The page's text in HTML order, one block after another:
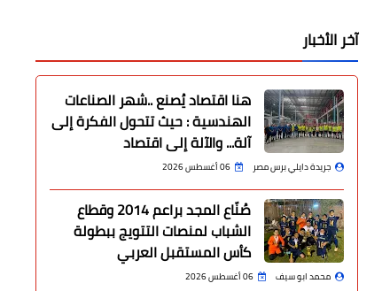
آخر الأخبار
هنا اقتصاد يُصنع ..شهر الصناعات
الهندسية : حيث تتحول الفكرة إلى
آلة... والآلة إلى اقتصاد
جريدة دايلي برس مصر 06 أغسطس 2026
صُنّاع المجد براعم 2014 وقطاع
الشباب لمنصات التتويج ببطولة
كأس المستقبل العربي
محمد ابو سيف 06 أغسطس 2026